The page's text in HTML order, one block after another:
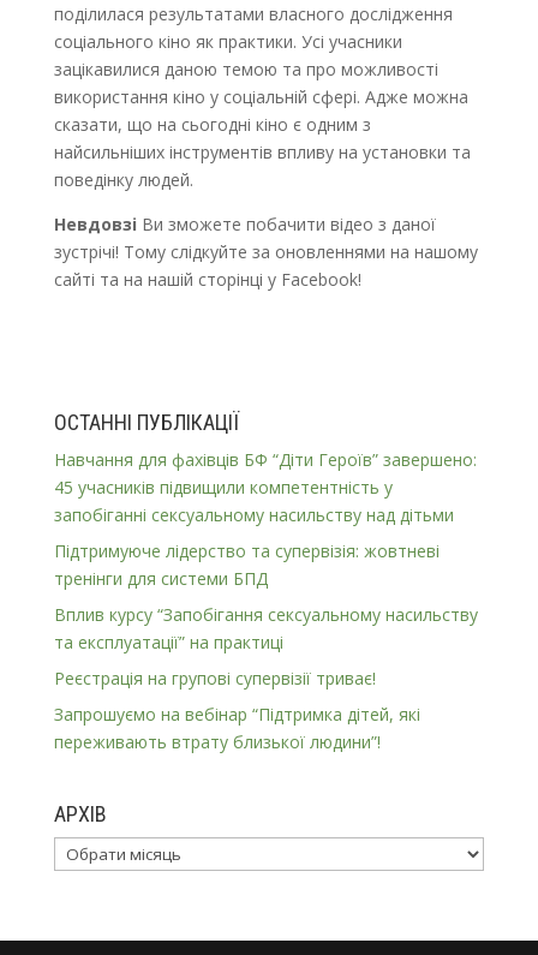
поділилася результатами власного дослідження
соціального кіно як практики. Усі учасники
зацікавилися даною темою та про можливості
використання кіно у соціальній сфері. Адже можна
сказати, що на сьогодні кіно є одним з
найсильніших інструментів впливу на установки та
поведінку людей.
Невдовзі Ви зможете побачити відео з даної
зустрічі! Тому слідкуйте за оновленнями на нашому
сайті та на нашій сторінці у Facebook!
ОСТАННІ ПУБЛІКАЦІЇ
Навчання для фахівців БФ “Діти Героїв” завершено:
45 учасників підвищили компетентність у
запобіганні сексуальному насильству над дітьми
Підтримуюче лідерство та супервізія: жовтневі
тренінги для системи БПД
Вплив курсу “Запобігання сексуальному насильству
та експлуатації” на практиці
Реєстрація на групові супервізії триває!
Запрошуємо на вебінар “Підтримка дітей, які
переживають втрату близької людини”!
АРХІВ
Архів